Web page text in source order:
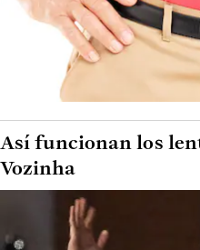
Así funcionan los
Vozinha